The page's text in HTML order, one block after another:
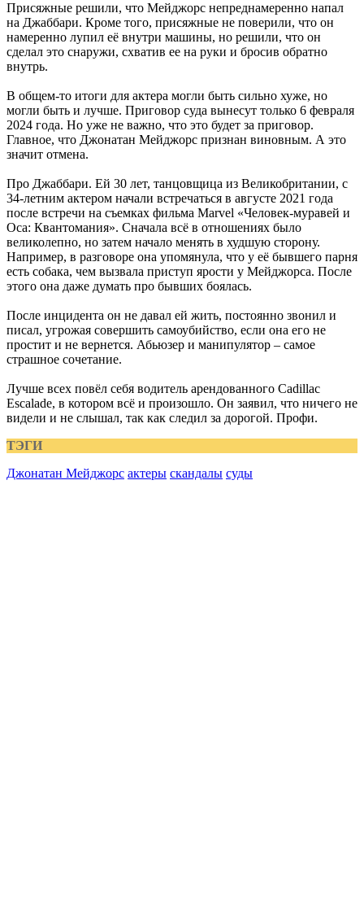
Присяжные решили, что Мейджорс непреднамеренно напал
на Джаббари. Кроме того, присяжные не поверили, что он
намеренно лупил её внутри машины, но решили, что он
сделал это снаружи, схватив ее на руки и бросив обратно
внутрь.
В общем-то итоги для актера могли быть сильно хуже, но
могли быть и лучше. Приговор суда вынесут только 6 февраля
2024 года. Но уже не важно, что это будет за приговор.
Главное, что Джонатан Мейджорс признан виновным. А это
значит отмена.
Про Джаббари. Ей 30 лет, танцовщица из Великобритании, с
34-летним актером начали встречаться в августе 2021 года
после встречи на съемках фильма Marvel «Человек-муравей и
Оса: Квантомания». Сначала всё в отношениях было
великолепно, но затем начало менять в худшую сторону.
Например, в разговоре она упомянула, что у её бывшего парня
есть собака, чем вызвала приступ ярости у Мейджорса. После
этого она даже думать про бывших боялась.
После инцидента он не давал ей жить, постоянно звонил и
писал, угрожая совершить самоубийство, если она его не
простит и не вернется. Абьюзер и манипулятор – самое
страшное сочетание.
Лучше всех повёл себя водитель арендованного Cadillac
Escalade, в котором всё и произошло. Он заявил, что ничего не
видели и не слышал, так как следил за дорогой. Профи.
ТЭГИ
Джонатан Мейджорс актеры скандалы суды